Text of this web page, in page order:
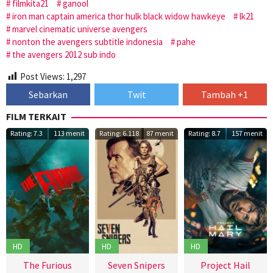
filmkita21
ganool
iron man captain america thor hulk black widow hawkeye
lk21
marvel cinematic universe avengers
nonton the avengers subtitle indonesia
pahe
the avengers 2012 sub indo
Post Views: 1,297
Sebarkan Twit
Tambah +1
FILM TERKAIT
Rating: 7.3 113 menit
HD
The Furious
Rating: 6.118 87 menit
HD
Seven Snipers
Rating: 8.7 157 menit
HD
Project Hail